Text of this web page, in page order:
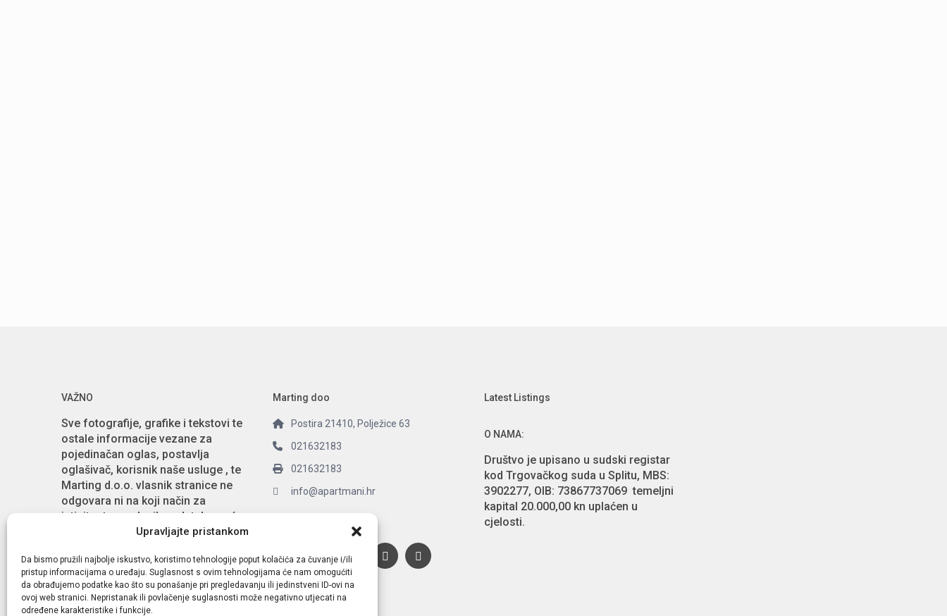
Upravljajte pristankom
Da bismo pružili najbolje iskustvo, koristimo tehnologije poput kolačića za čuvanje i/ili
pristup informacijama o uređaju. Suglasnost s ovim tehnologijama će nam omogućiti
da obrađujemo podatke kao što su ponašanje pri pregledavanju ili jedinstveni ID-ovi na
ovoj web stranici. Nepristanak ili povlačenje suglasnosti može negativno utjecati na
određene karakteristike i funkcije.
VAŽNO
Sve fotografije, grafike i tekstovi te
ostale informacije vezane za
pojedinačan oglas, postavlja
oglašivač, korisnik naše usluge , te
Marting d.o.o. vlasnik stranice ne
odgovara ni na koji način za
istinitost navedenih podataka, već
odgovara korisnik-oglašivač.
tim.apartmani.hr
Marting doo
Postira 21410, Polježice 63
021632183
021632183
info@apartmani.hr
Latest Listings
O NAMA:
Društvo je upisano u sudski registar
kod Trgovačkog suda u Splitu, MBS:
3902277, OIB: 73867737069 temeljni
kapital 20.000,00 kn uplaćen u
cjelosti.